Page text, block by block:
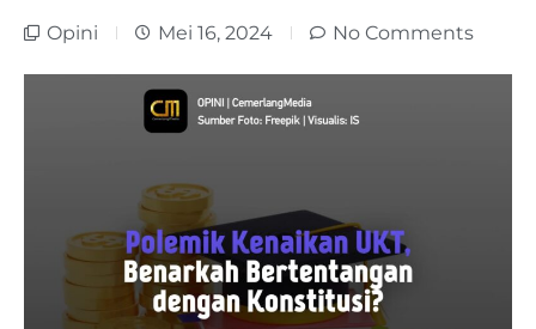
Opini Mei 16, 2024 No Comments